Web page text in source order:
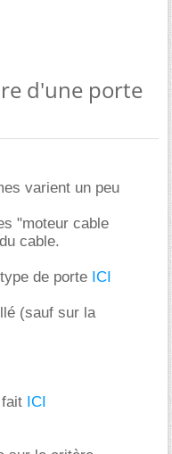
d'une porte
varient un peu
"moteur cable
cable.
de porte ICI
(sauf sur la
ICI